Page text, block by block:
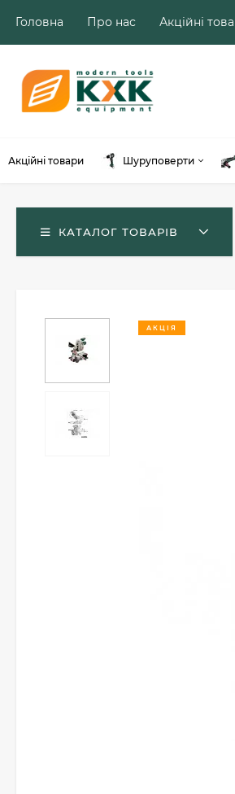
Головна Про нас Акційні
Акційні товари Шуруповерти
КАТАЛОГ ТОВАРІВ
АКЦІЯ